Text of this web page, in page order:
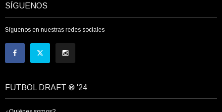
SÍGUENOS
Síguenos en nuestras redes sociales
FUTBOL DRAFT ® '24